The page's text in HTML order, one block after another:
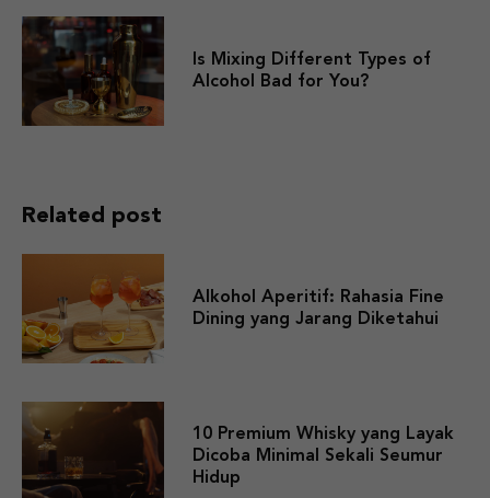
Is Mixing Different Types of
Alcohol Bad for You?
Related post
Alkohol Aperitif: Rahasia Fine
Dining yang Jarang Diketahui
10 Premium Whisky yang Layak
Dicoba Minimal Sekali Seumur
Hidup